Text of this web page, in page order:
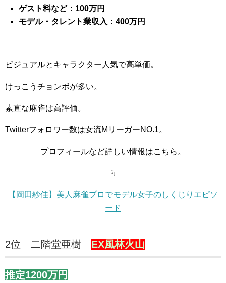
ゲスト料など：100万円
モデル・タレント業収入：400万円
ビジュアルとキャラクター人気で高単価。
けっこうチョンボが多い。
素直な麻雀は高評価。
Twitterフォロワー数は女流MリーガーNO.1。
プロフィールなど詳しい情報はこちら。
☟
【岡田紗佳】美人麻雀プロでモデル女子のしくじりエピソ
ード
2位 二階堂亜樹 EX風林火山
推定1200万円